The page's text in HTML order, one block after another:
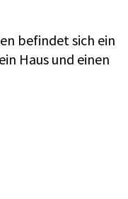
befindet sich ein
Haus und einen